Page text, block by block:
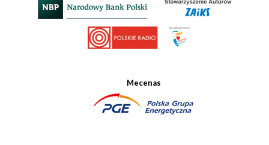
Mecenas